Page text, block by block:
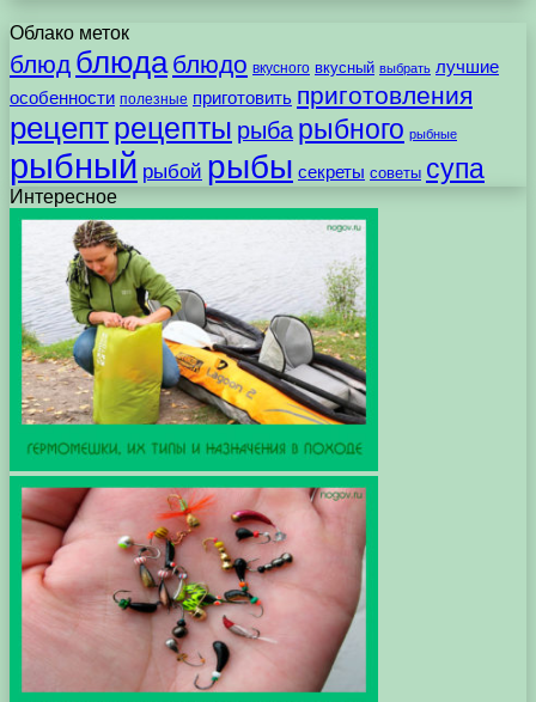
Облако меток
блюд блюда блюдо вкусного вкусный выбрать лучшие
особенности полезные приготовить приготовления
рецептрецепты рыба рыбного рыбные
рыбный рыбой рыбы секреты советы супа
Интересное